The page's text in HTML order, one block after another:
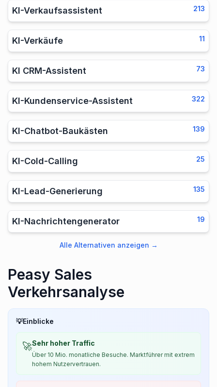
KI-Verkaufsassistent 213
KI-Verkäufe 11
KI CRM-Assistent 73
KI-Kundenservice-Assistent 322
KI-Chatbot-Baukästen 139
KI-Cold-Calling 25
KI-Lead-Generierung 135
KI-Nachrichtengenerator 19
Alle Alternativen anzeigen →
Peasy Sales
Verkehrsanalyse
💡Einblicke
🚀Sehr hoher Traffic
Über 10 Mio. monatliche Besuche. Marktführer mit extrem
hohem Nutzervertrauen.